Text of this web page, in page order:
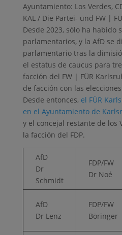
Ayuntamiento: Los Verdes,
KAL / Die Partei- und FW |
Desde 2023, sólo ha habido
parlamentarios, y la AfD se
parlamentario tras la
el estatus de caucus para
facción del FW | FÜR
de facción con las
Desde entonces, el FÜR
en el Ayuntamiento de
y el concejal restante de los
la facción del FDP.
AfD
Dr
Schmidt
FDP/FW
Dr Noé
AfD
Dr Lenz
FDP/FW
Böringer